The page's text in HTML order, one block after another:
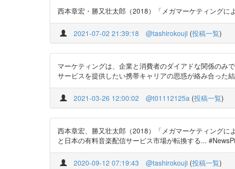
西本章宏・勝又壮太郎（2018）「メガマーケティング
2021-07-02 21:39:18 @tashirokouji (投稿一覧)
マーケティングは、企業と消費者のダイアドな関係のみ
サービスを提供したい携帯キャリアの思惑が絡み合った
2021-03-26 12:00:02 @t01112125a (投稿一覧)
西本章宏、勝又壮太郎（2018）「メガマーケティング
と日本の有料音楽配信サービス市場が転換する...
2020-09-12 07:19:43 @tashirokouji (投稿一覧)